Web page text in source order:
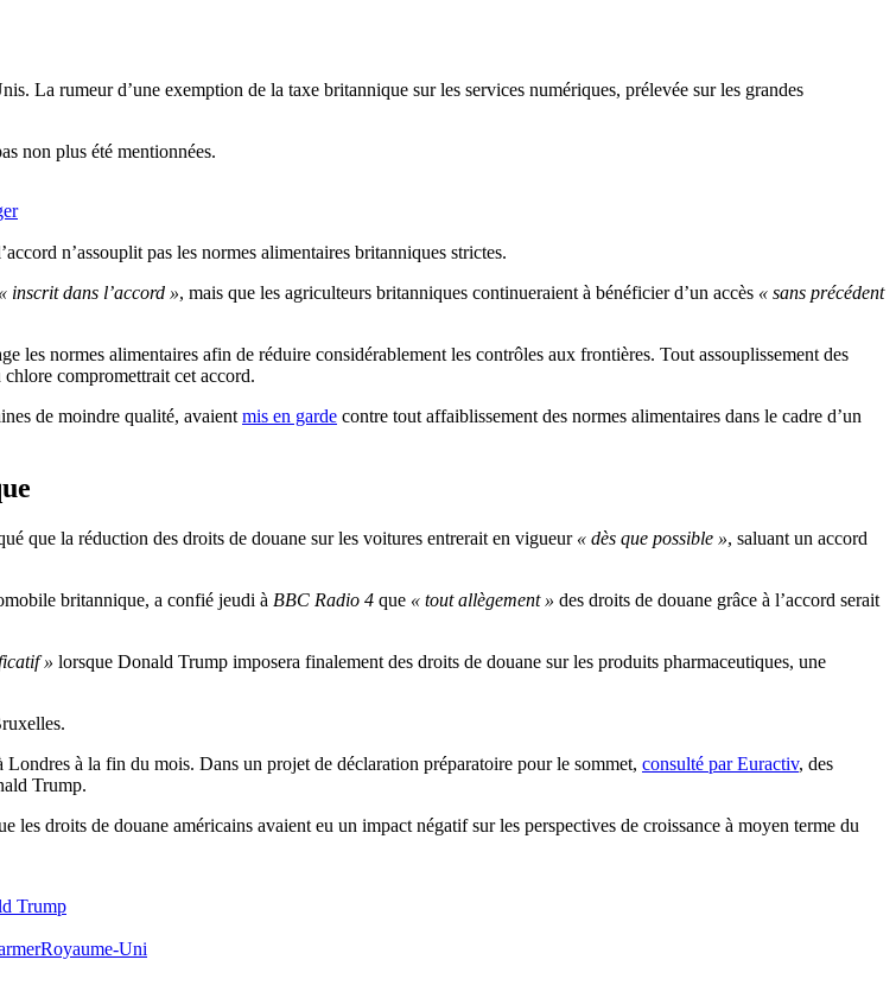
La rumeur d’une exemption de la taxe britannique sur les services numériques, prélevée sur les grandes
non plus été mentionnées.
n’assouplit pas les normes alimentaires britanniques strictes.
« inscrit dans l’accord », mais que les agriculteurs britanniques continueraient à bénéficier d’un accès « sans précédent
les normes alimentaires afin de réduire considérablement les contrôles aux frontières. Tout assouplissement des
compromettrait cet accord.
de moindre qualité, avaient mis en garde contre tout affaiblissement des normes alimentaires dans le cadre d’un
que la réduction des droits de douane sur les voitures entrerait en vigueur « dès que possible », saluant un accord
britannique, a confié jeudi à BBC Radio 4 que « tout allègement » des droits de douane grâce à l’accord serait
» lorsque Donald Trump imposera finalement des droits de douane sur les produits pharmaceutiques, une
à la fin du mois. Dans un projet de déclaration préparatoire pour le sommet, consulté par Euractiv, des
Trump.
les droits de douane américains avaient eu un impact négatif sur les perspectives de croissance à moyen terme du
Trump
Royaume-Uni